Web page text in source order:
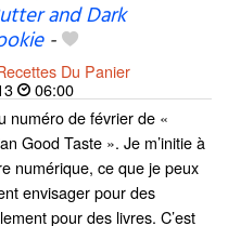
and Dark
-
Du Panier
06:00
numéro de février de «
Good Taste ». Je m’initie à
numérique, ce que je peux
envisager pour des
pour des livres. C’est